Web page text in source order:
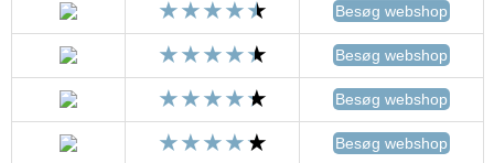
Besøg webshop
Besøg webshop
Besøg webshop
Besøg webshop